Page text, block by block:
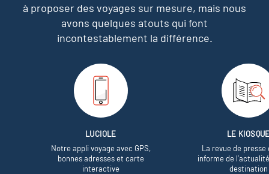
à proposer des voyages sur mesure, mais nous
avons quelques atouts qui font
incontestablement la différence.
LUCIOLE
Notre appli voyage avec GPS,
bonnes adresses et carte
interactive
LE
La revue de presse
informe de
destination